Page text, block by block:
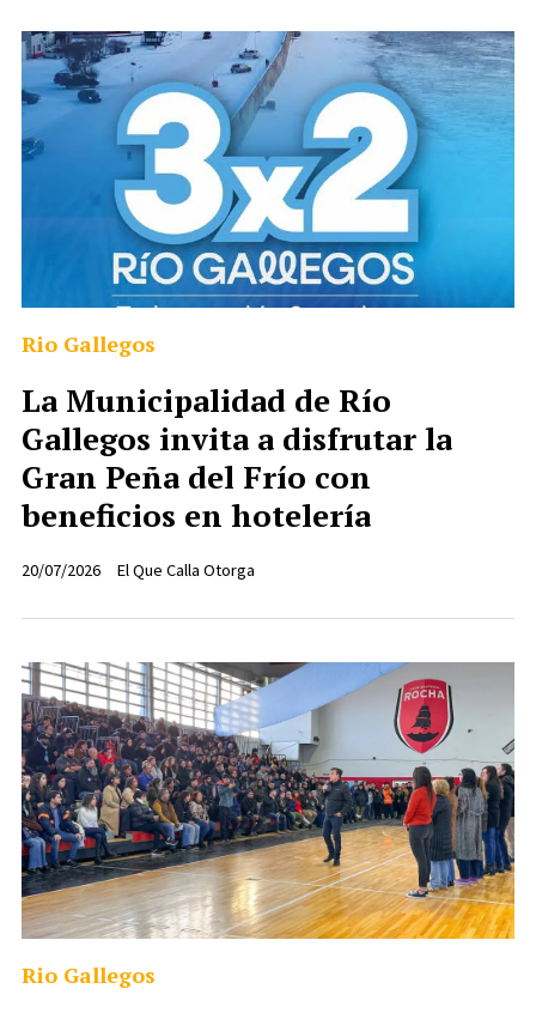
La Municipalidad de Río
Gallegos invita a disfrutar la
Gran Peña del Frío con
beneficios en hotelería
El Que Calla Otorga
Rio Gallegos
20/07/2026
Rio Gallegos